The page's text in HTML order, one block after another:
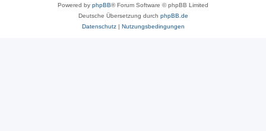
Powered by phpBB® Forum Software © phpBB Limited
Deutsche Übersetzung durch phpBB.de
Datenschutz| Nutzungsbedingungen